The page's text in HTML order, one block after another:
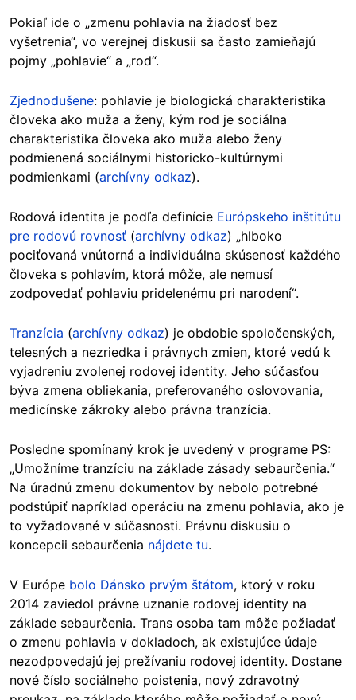
Pokiaľ ide o „zmenu pohlavia na žiadosť bez
vyšetrenia“, vo verejnej diskusii sa často zamieňajú
pojmy „pohlavie“ a „rod“.
Zjednodušene: pohlavie je biologická charakteristika
človeka ako muža a ženy, kým rod je sociálna
charakteristika človeka ako muža alebo ženy
podmienená sociálnymi historicko-kultúrnymi
podmienkami (archívny odkaz).
Rodová identita je podľa definície Európskeho inštitútu
pre rodovú rovnosť (archívny odkaz) „hlboko
pociťovaná vnútorná a individuálna skúsenosť každého
človeka s pohlavím, ktorá môže, ale nemusí
zodpovedať pohlaviu pridelenému pri narodení“.
Tranzícia (archívny odkaz) je obdobie spoločenských,
telesných a nezriedka i právnych zmien, ktoré vedú k
vyjadreniu zvolenej rodovej identity. Jeho súčasťou
býva zmena obliekania, preferovaného oslovovania,
medicínske zákroky alebo právna tranzícia.
Posledne spomínaný krok je uvedený v programe PS:
„Umožníme tranzíciu na základe zásady sebaurčenia.“
Na úradnú zmenu dokumentov by nebolo potrebné
podstúpiť napríklad operáciu na zmenu pohlavia, ako je
to vyžadované v súčasnosti. Právnu diskusiu o
koncepcii sebaurčenia nájdete tu.
V Európe bolo Dánsko prvým štátom, ktorý v roku
2014 zaviedol právne uznanie rodovej identity na
základe sebaurčenia. Trans osoba tam môže požiadať
o zmenu pohlavia v dokladoch, ak existujúce údaje
nezodpovedajú jej prežívaniu rodovej identity. Dostane
nové číslo sociálneho poistenia, nový zdravotný